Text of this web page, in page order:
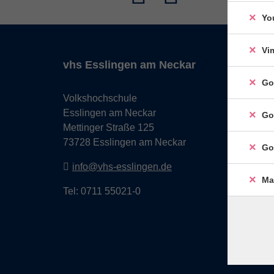
vhs Esslingen am Neckar
Volkshochschule
Esslingen am Neckar
Mettinger Straße 125
73728 Esslingen am Neckar
info@vhs-esslingen.de
Tel: 0711 55021-0